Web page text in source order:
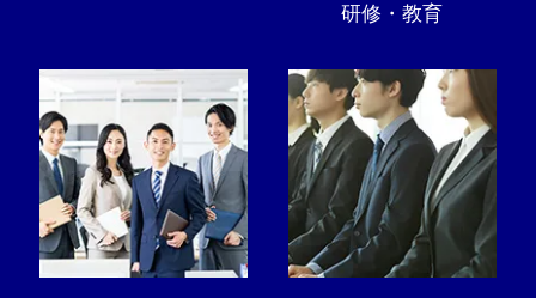
研修・教育